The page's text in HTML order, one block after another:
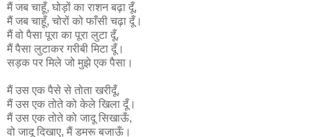
मैं जब चाहूँ, घोड़ों का राशन बढ़ा दूँ,
मैं जब चाहूँ, चोरों को फाँसी चढ़ा दूँ।
मैं वो पैसा पूरा का पूरा लुटा दूँ,
मैं पैसा लुटाकर गरीबी मिटा दूँ।
सड़क पर मिले जो मुझे एक पैसा।
मैं उस एक पैसे से तोता खरीदूँ,
मैं उस एक तोते को केले खिला दूँ।
मैं उस एक तोते को जादू सिखाऊँ,
वो जादू दिखाए, मैं डमरू बजाऊँ।